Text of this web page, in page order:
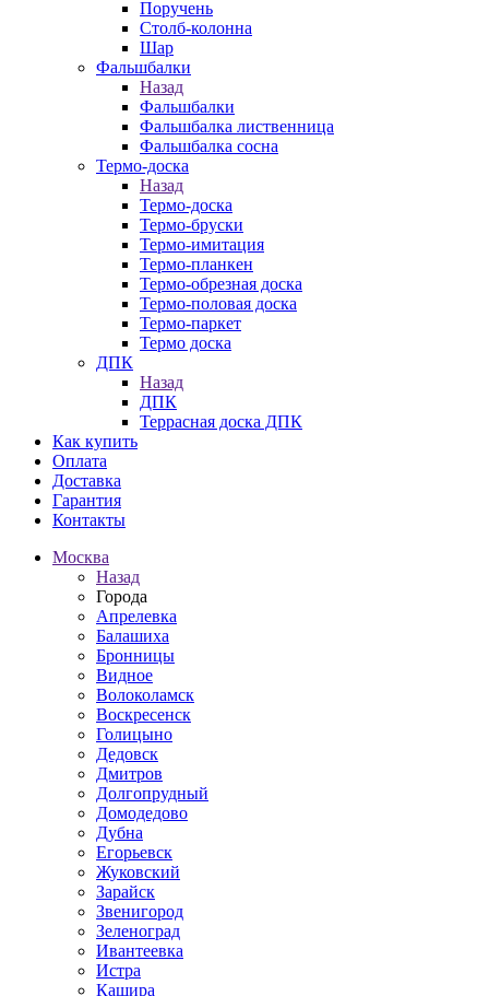
Поручень
Столб-колонна
Шар
Фальшбалки
Назад
Фальшбалки
Фальшбалка лиственница
Фальшбалка сосна
Термо-доска
Назад
Термо-доска
Термо-бруски
Термо-имитация
Термо-планкен
Термо-обрезная доска
Термо-половая доска
Термо-паркет
Термо доска
ДПК
Назад
ДПК
Террасная доска ДПК
Как купить
Оплата
Доставка
Гарантия
Контакты
Москва
Назад
Города
Апрелевка
Балашиха
Бронницы
Видное
Волоколамск
Воскресенск
Голицыно
Дедовск
Дмитров
Долгопрудный
Домодедово
Дубна
Егорьевск
Жуковский
Зарайск
Звенигород
Зеленоград
Ивантеевка
Истра
Кашира